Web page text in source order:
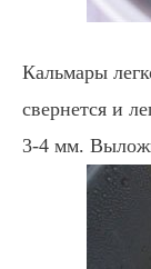
Кальмары
свернется и
3-4 мм.